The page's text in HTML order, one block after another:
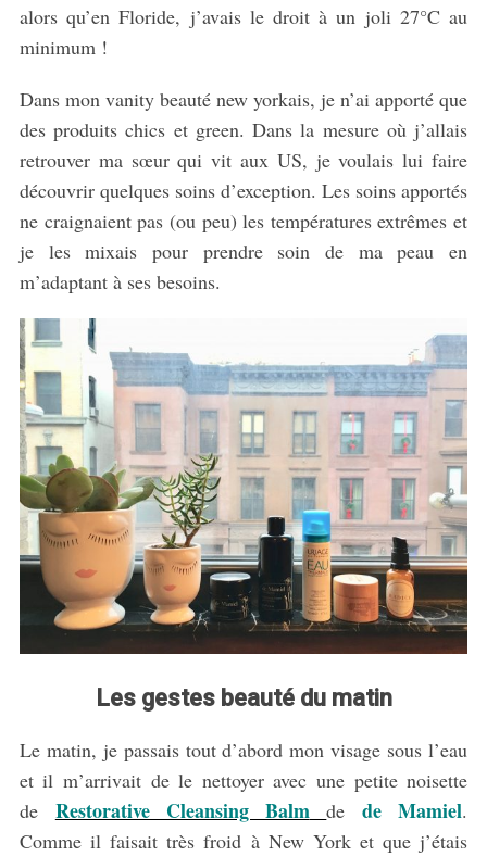
alors qu’en Floride, j’avais le droit à un joli 27°C au
minimum !
Dans mon vanity beauté new yorkais, je n’ai apporté que
des produits chics et green. Dans la mesure où j’allais
retrouver ma sœur qui vit aux US, je voulais lui faire
découvrir quelques soins d’exception. Les soins apportés
ne craignaient pas (ou peu) les températures extrêmes et
je les mixais pour prendre soin de ma peau en
m’adaptant à ses besoins.
Les gestes beauté du matin
Le matin, je passais tout d’abord mon visage sous l’eau
et il m’arrivait de le nettoyer avec une petite noisette
de Restorative Cleansing Balm dede Mamiel.
Comme il faisait très froid à New York et que j’étais